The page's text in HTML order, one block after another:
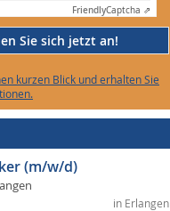
FriendlyCaptcha ⇗
Sie sich jetzt an!
kurzen Blick und erhalten Sie
(m/w/d)
in Erlangen